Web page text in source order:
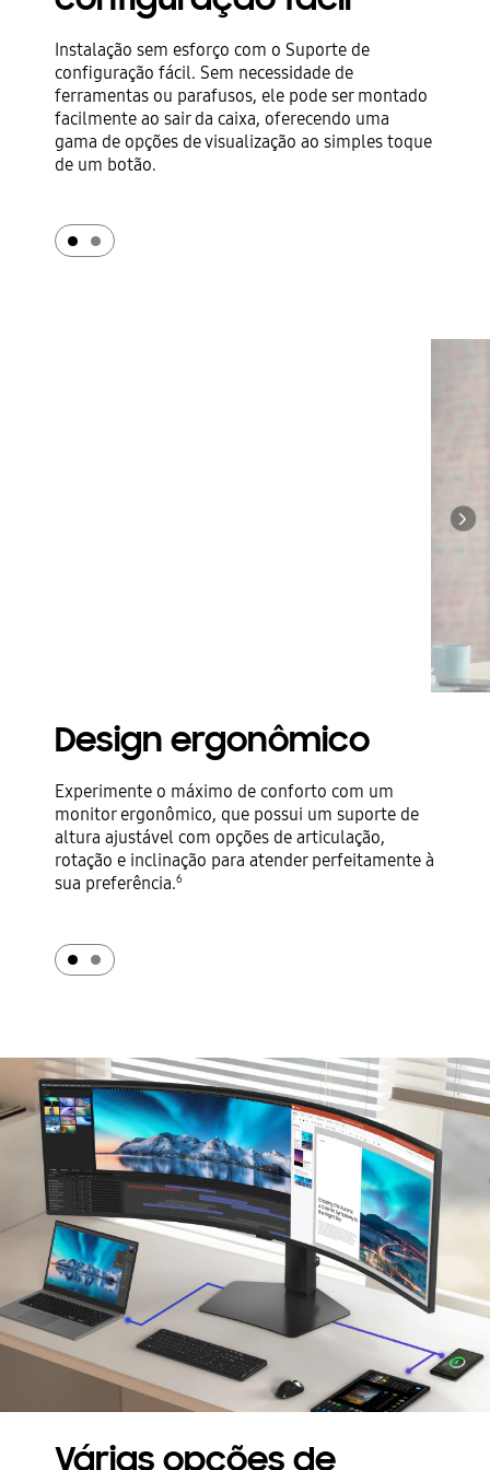
Instalação sem esforço com o Suporte de
configuração fácil. Sem necessidade de
ferramentas ou parafusos, ele pode ser montado
facilmente ao sair da caixa, oferecendo uma
gama de opções de visualização ao simples toque
de um botão.
Design ergonômico
Experimente o máximo de conforto com um
monitor ergonômico, que possui um suporte de
altura ajustável com opções de articulação,
rotação e inclinação para atender perfeitamente à
sua preferência.6
Várias opções de